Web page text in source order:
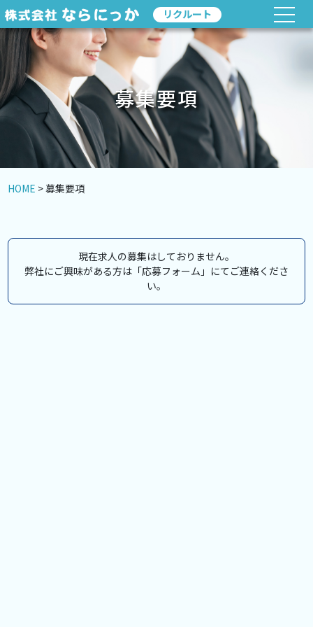
リクルート
募集要項
HOME > 募集要項
現在求人の募集はしておりません。
弊社にご興味がある方は「応募フォーム」にてご連絡くださ
い。